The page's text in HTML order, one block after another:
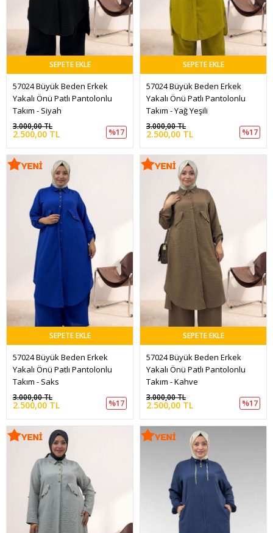
SEPETE EKLE
57024 Büyük Beden Erkek
Yakalı Önü Patlı Pantolonlu
Takım - Siyah
2.500,00 TL
3.000,00 TL
%17
SEPETE EKLE
57024 Büyük Beden Erkek
Yakalı Önü Patlı Pantolonlu
Takım - Yağ Yeşili
2.500,00 TL
3.000,00 TL
%17
SEPETE EKLE
57024 Büyük Beden Erkek
Yakalı Önü Patlı Pantolonlu
Takım - Saks
2.500,00 TL
3.000,00 TL
%17
SEPETE EKLE
57024 Büyük Beden Erkek
Yakalı Önü Patlı Pantolonlu
Takım - Kahve
2.500,00 TL
3.000,00 TL
%17